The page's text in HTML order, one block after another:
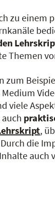
zu
Themen
zum
Medium
viele
auch
,
die
auch